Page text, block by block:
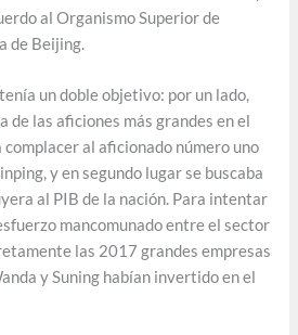
al Organismo Superior de
de Beijing.
un doble objetivo: por un lado,
de las aficiones más grandes en el
complacer al aficionado número uno
y en segundo lugar se buscaba
al PIB de la nación. Para intentar
mancomunado entre el sector
las 2017 grandes empresas
y Suning habían invertido en el